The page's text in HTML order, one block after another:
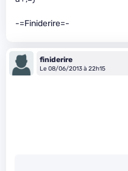
-=Finiderire=-
finiderire
Le 08/06/2013 à 22h15